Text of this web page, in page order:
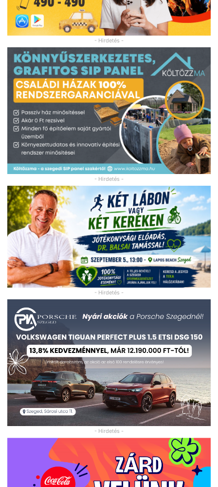
- Hirdetés -
- Hirdetés -
- Hirdetés -
- Hirdetés -